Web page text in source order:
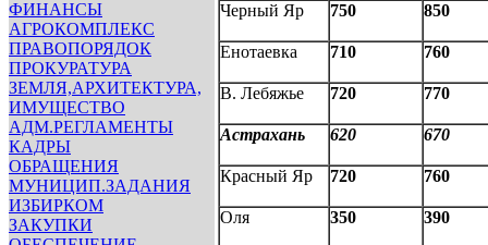
ФИНАНСЫ
АГРОКОМПЛЕКС
ПРАВОПОРЯДОК
ПРОКУРАТУРА
ЗЕМЛЯ,АРХИТЕКТУРА,
ИМУЩЕСТВО
АДМ.РЕГЛАМЕНТЫ
КАДРЫ
ОБРАЩЕНИЯ
МУНИЦИП.ЗАДАНИЯ
ИЗБИРКОМ
ЗАКУПКИ
Черный Яр 750 850
Енотаевка 710 760
В. Лебяжье 720 770
Астрахань 620 670
Красный Яр 720 760
Оля 350 390